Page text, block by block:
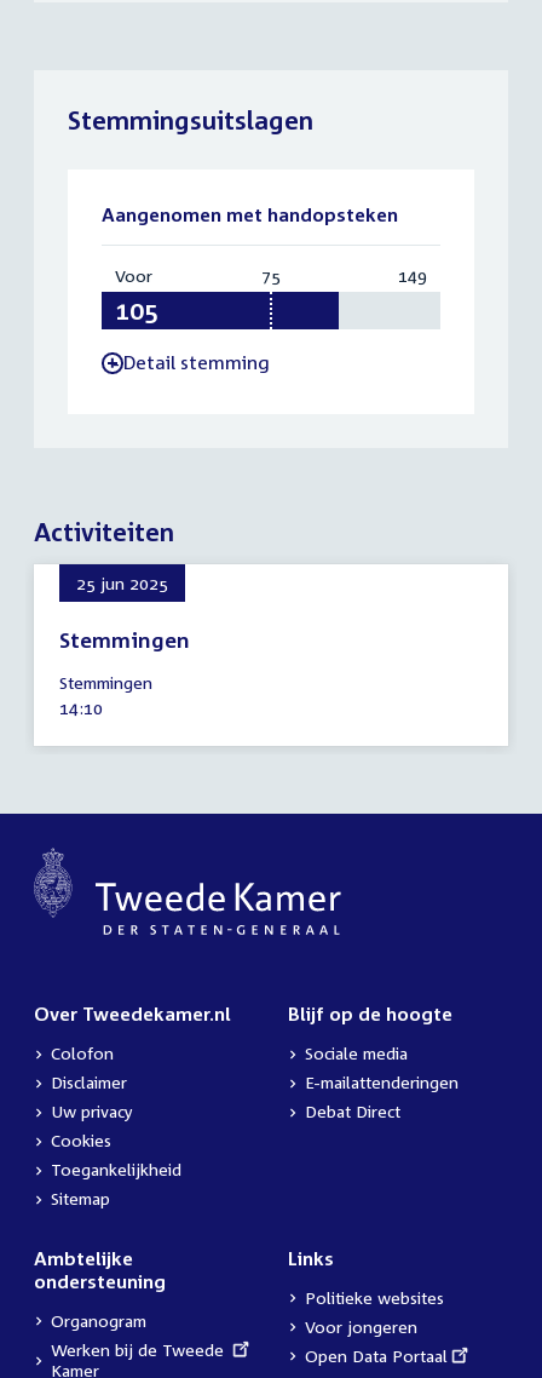
Stemmingsuitslagen
Aangenomen met handopsteken
Voor:
105
75 149
-Detail stemming
Activiteiten
25 jun 2025
Stemmingen
juni
2025
Stemmingen
Tijd
14:10
Over Tweedekamer.nl
Colofon
Disclaimer
Uw privacy
Cookies
Toegankelijkheid
Sitemap
Blijf op de hoogte
Sociale media
E-mailattenderingen
Debat Direct
Ambtelijke
ondersteuning
Organogram
External
link:
Werken bij de Tweede
Kamer
Links
Politieke websites
Voor jongeren
External
Open Data Portaal